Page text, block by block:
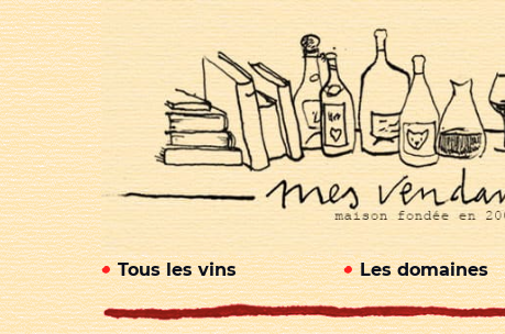
Tous les vins Les domaines